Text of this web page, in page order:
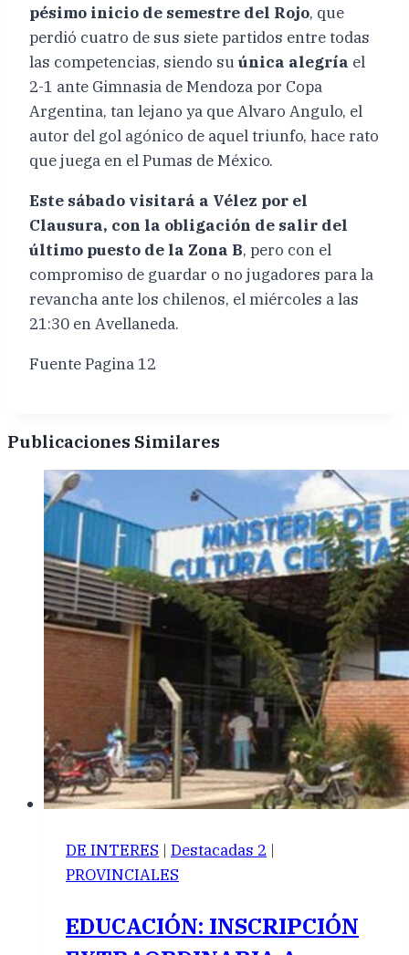
pésimo inicio de semestre del Rojo, que
perdió cuatro de sus siete partidos entre todas
las competencias, siendo suúnica alegría el
2-1 ante Gimnasia de Mendoza por Copa
Argentina, tan lejano ya que Alvaro Angulo, el
autor del gol agónico de aquel triunfo, hace rato
que juega en el Pumas de México.
Este sábado visitará a Vélez por el
Clausura, con la obligación de salir del
último puesto de la Zona B, pero con el
compromiso de guardar o no jugadores para la
revancha ante los chilenos, el miércoles a las
21:30 en Avellaneda.
Fuente Pagina 12
Publicaciones Similares
DE INTERES | Destacadas 2 |
PROVINCIALES
EDUCACIÓN: INSCRIPCIÓN